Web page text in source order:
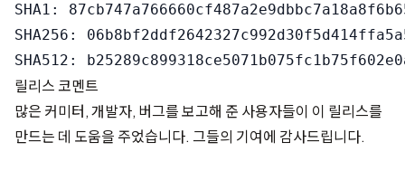
SHA1:
SHA256:
릴리스 코멘트
많은 커미터, 개발자, 버그를 보고해 준 사용자들이 이 릴리스를
만드는 데 도움을 주었습니다. 그들의 기여에 감사드립니다.